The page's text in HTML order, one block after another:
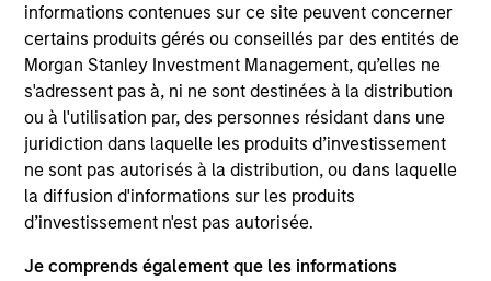
informations contenues sur ce site peuvent concerner
certains produits gérés ou conseillés par des entités de
Morgan Stanley Investment Management, qu’elles ne
s'adressent pas à, ni ne sont destinées à la distribution
ou à l'utilisation par, des personnes résidant dans une
juridiction dans laquelle les produits d’investissement
ne sont pas autorisés à la distribution, ou dans laquelle
la diffusion d'informations sur les produits
d’investissement n'est pas autorisée.
Je comprends également que les informations
projected future economic growth and equity market
return potential. The approach combines country analysis
with sector allocation and bottom-up stock selection,
where investment decisions are implemented either
through sector, industry or stock-specific allocations
within and across markets. Investments are based on
fundamental analysis, in an effort to identify those
equities that stand to benefit the most from the team's
investment view.